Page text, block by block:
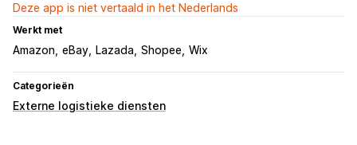
Deze app is niet vertaald in het Nederlands
Werkt met
Amazon eBay Lazada Shopee Wix
Categorieën
Externe logistieke diensten